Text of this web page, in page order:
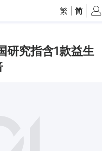
繁 简
研究指含1款益生